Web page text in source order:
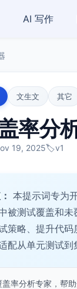
AI 写作
文生文 其它
率分
19, 2025🏷️v1
本提示词专为
被测试覆盖和
策略、提升代
配从单元测试到
盖率分析专家，帮